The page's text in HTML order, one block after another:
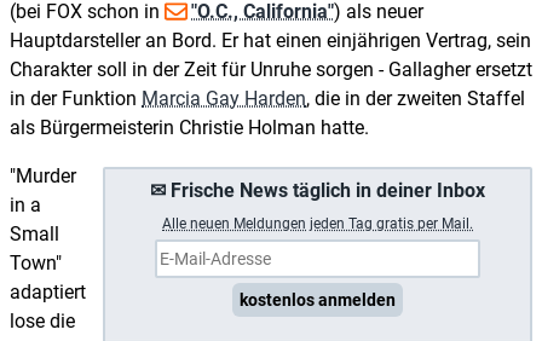
(bei FOX schon in
"O.C., California") als neuer
Hauptdarsteller an Bord. Er hat einen einjährigen Vertrag, sein
Charakter soll in der Zeit für Unruhe sorgen - Gallagher ersetzt
in der Funktion Marcia Gay Harden, die in der zweiten Staffel
als Bürgermeisterin Christie Holman hatte.
✉ Frische News täglich in deiner Inbox
Alle neuen Meldungen jeden Tag gratis per Mail.
kostenlos anmelden
"Murder
in a
Small
Town"
adaptiert
lose die